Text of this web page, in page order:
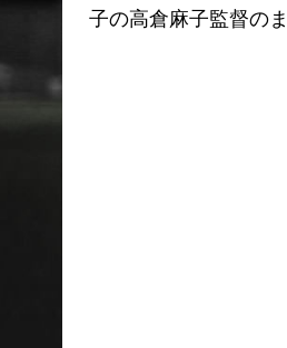
子の高倉麻子監督の